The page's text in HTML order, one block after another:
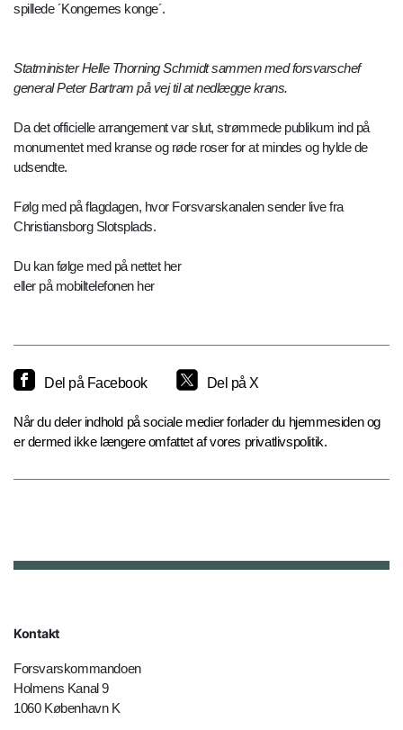
spillede ´Kongernes konge´.
Statminister Helle Thorning Schmidt sammen med forsvarschef
general Peter Bartram på vej til at nedlægge krans.
Da det officielle arrangement var slut, strømmede publikum ind på
monumentet med kranse og røde roser for at mindes og hylde de
udsendte.
Følg med på flagdagen, hvor Forsvarskanalen sender live fra
Christiansborg Slotsplads.
Du kan følge med på nettet her
eller på mobiltelefonen her
Del på Facebook Del på X
Når du deler indhold på sociale medier forlader du hjemmesiden og
er dermed ikke længere omfattet af vores privatlivspolitik.
Kontakt
Forsvarskommandoen
Holmens Kanal 9
1060 København K